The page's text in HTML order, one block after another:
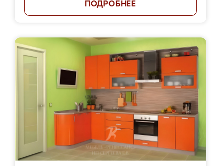
ПОДРОБНЕЕ